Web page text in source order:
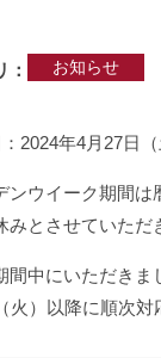
お知らせ
2024年4月27日
ンウイーク期間
みとさせていただ
中にいただきま
火）以降に順次対